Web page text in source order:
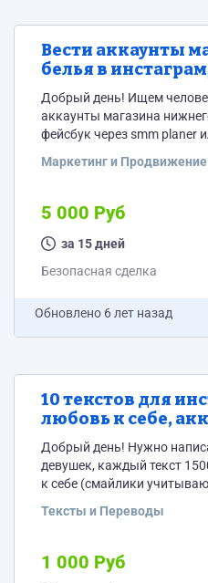
Вести аккаунты
белья в
Добрый день! Ищем человека,который будет вести
аккаунты магазина
фейсбук через smm planer
развиваем, нужен красивый визуал!
согласованию) и
продажей по шаблону с
Маркетинг и Продвижение
5 000 Руб
за 15 дней
Безопасная сделка
Обновлено 6 лет назад
10 текстов для
любовь к себе,
белье
Добрый день! Нужно написать 10 текстов для
девушек, каждый текст
к себе (смайлики
себя не смотря ни на что
поменять угол зрения и
мотивацию себя...
Тексты и Переводы
1 000 Руб